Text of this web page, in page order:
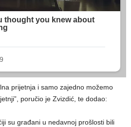
prijetnja i samo zajedno možemo
poručio je Zvizdić, te dodao:
su građani u nedavnoj prošlosti bili